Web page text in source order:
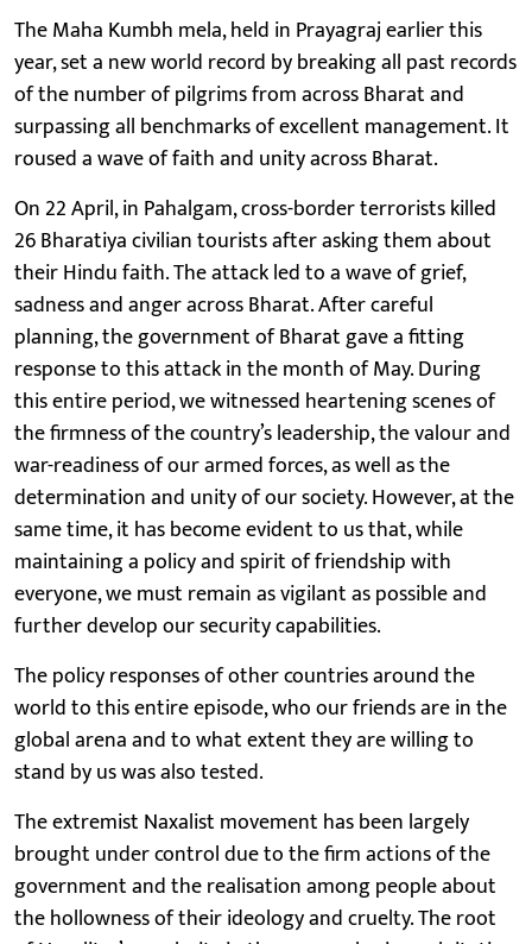
The Maha Kumbh mela, held in Prayagraj earlier this
year, set a new world record by breaking all past records
of the number of pilgrims from across Bharat and
surpassing all benchmarks of excellent management. It
roused a wave of faith and unity across Bharat.
On 22 April, in Pahalgam, cross-border terrorists killed
26 Bharatiya civilian tourists after asking them about
their Hindu faith. The attack led to a wave of grief,
sadness and anger across Bharat. After careful
planning, the government of Bharat gave a fitting
response to this attack in the month of May. During
this entire period, we witnessed heartening scenes of
the firmness of the country’s leadership, the valour and
war-readiness of our armed forces, as well as the
determination and unity of our society. However, at the
same time, it has become evident to us that, while
maintaining a policy and spirit of friendship with
everyone, we must remain as vigilant as possible and
further develop our security capabilities.
The policy responses of other countries around the
world to this entire episode, who our friends are in the
global arena and to what extent they are willing to
stand by us was also tested.
The extremist Naxalist movement has been largely
brought under control due to the firm actions of the
government and the realisation among people about
the hollowness of their ideology and cruelty. The root